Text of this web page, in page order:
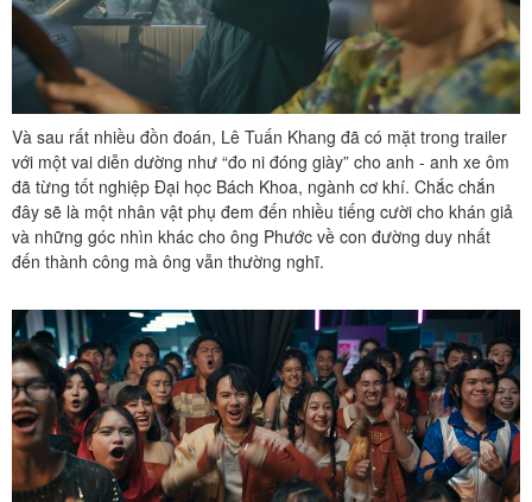
Và sau rất nhiều đồn đoán, Lê Tuấn Khang đã có mặt trong trailer
với một vai diễn dường như “đo ni đóng giày” cho anh - anh xe ôm
đã từng tốt nghiệp Đại học Bách Khoa, ngành cơ khí. Chắc chắn
đây sẽ là một nhân vật phụ đem đến nhiều tiếng cười cho khán giả
và những góc nhìn khác cho ông Phước về con đường duy nhất
đến thành công mà ông vẫn thường nghĩ.